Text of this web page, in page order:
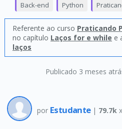
Publicado 3 meses
Back-end Python
Referente ao curso Praticando
no capítulo Laços for e while e
laços
por Estudante | 79.7k